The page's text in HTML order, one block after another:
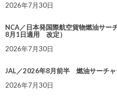
2026年7月30日
NCA／日本発国際航空貨物燃油サー
8月1日適用 改定）
2026年7月30日
JAL／2026年8月前半 燃油サーチャ
2026年7月30日